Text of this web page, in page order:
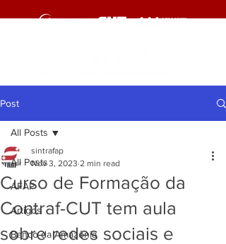
Post
All Posts
AFAP
Artigos
Banco da Amazônia
All Posts
Curso de Formação da
Contraf-CUT tem aula
sobre redes sociais e
sintrafap
Nov 3, 2023 2 min read